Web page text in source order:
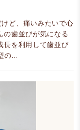
ど、痛いみたいで心
歯並びが気になる
を利用して歯並び
の…